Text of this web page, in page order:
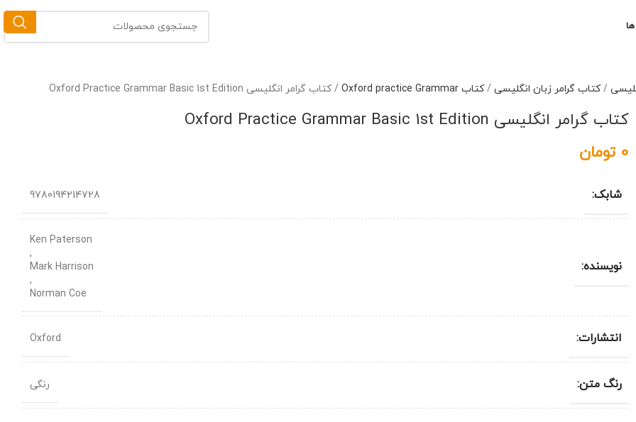
/کتاب گرامر زبان انگلیسی /کتاب Oxford practice Grammar /کتاب گرامر انگلیسی Oxford Practice Grammar Basic 1st Edition
کتاب گرامر انگلیسی Oxford Practice Grammar Basic 1st Edition
0 تومان
شابک: 9780194214728
نویسنده:
Ken Paterson
,
Mark Harrison
,
Norman Coe
انتشارات: Oxford
رنگ متن: رنگی